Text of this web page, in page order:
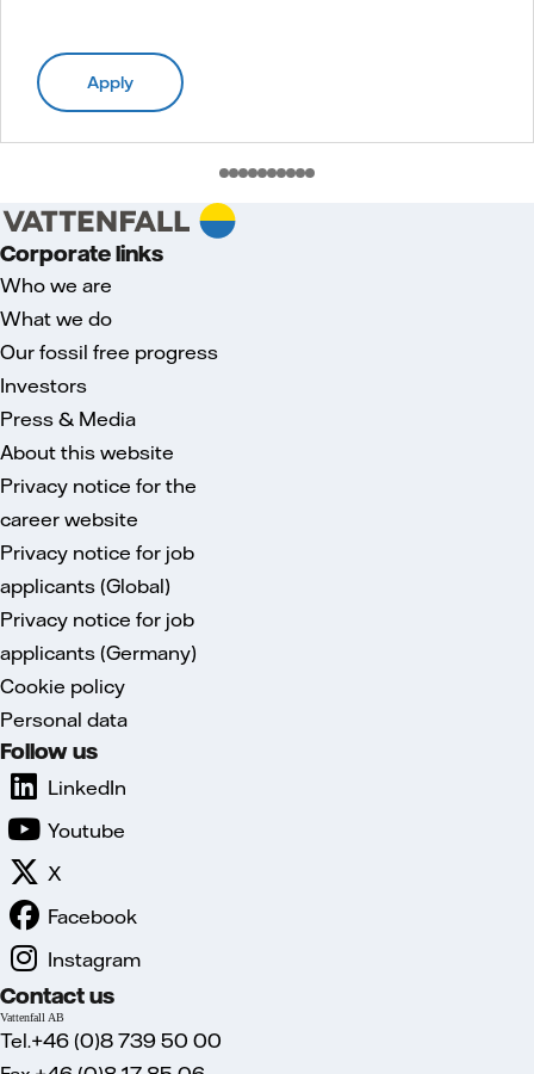
Apply
Corporate links
Who we are
What we do
Our fossil free progress
Investors
Press & Media
About this website
Privacy notice for the
career website
Privacy notice for job
applicants (Global)
Privacy notice for job
applicants (Germany)
Cookie policy
Personal data
Follow us
LinkedIn
Youtube
X
Facebook
Instagram
Contact us
Vattenfall AB
Tel.+46 (0)8 739 50 00